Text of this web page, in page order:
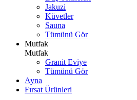
Jakuzi
Küvetler
Sauna
Tümünü Gör
Mutfak
Mutfak
Granit Eviye
Tümünü Gör
Ayna
Fırsat Ürünleri